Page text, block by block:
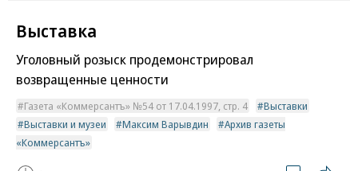
Выставка
Уголовный розыск продемонстрировал
возвращенные ценности
Газета «Коммерсантъ» №54 от 17.04.1997, стр. 4
Выставки
Выставки и музеи
Максим Варывдин
Архив газеты
«Коммерсантъ»